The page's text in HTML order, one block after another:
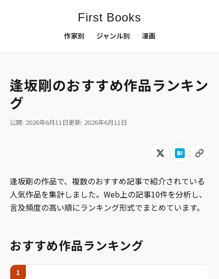
First Books
作家別 ジャンル別 漫画
逢坂剛のおすすめ作品ランキン
グ
公開: 2026年6月11日更新: 2026年6月11日
逢坂剛の作品で、複数のおすすめ記事で紹介されている
人気作品を集計しました。Web上の記事10件を分析し、
言及頻度の高い順にランキング形式でまとめています。
おすすめ作品ランキング
1